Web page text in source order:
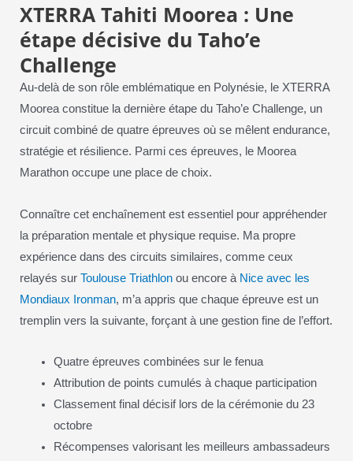
XTERRA Tahiti Moorea : Une
étape décisive du Taho’e
Challenge
Au-delà de son rôle emblématique en Polynésie, le XTERRA
Moorea constitue la dernière étape du Taho’e Challenge, un
circuit combiné de quatre épreuves où se mêlent endurance,
stratégie et résilience. Parmi ces épreuves, le Moorea
Marathon occupe une place de choix.
Connaître cet enchaînement est essentiel pour appréhender
la préparation mentale et physique requise. Ma propre
expérience dans des circuits similaires, comme ceux
relayés sur Toulouse Triathlonou encore à Nice avec les
Mondiaux Ironman, m’a appris que chaque épreuve est un
tremplin vers la suivante, forçant à une gestion fine de l’effort.
Quatre épreuves combinées sur le fenua
Attribution de points cumulés à chaque participation
Classement final décisif lors de la cérémonie du 23
octobre
Récompenses valorisant les meilleurs ambassadeurs